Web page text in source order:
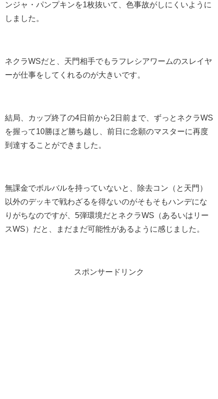
ンジャ・パンプキンを1枚抜いて、色事故がしにくいように
しました。
ネクラWSだと、天門相手でもラフレシアワームのスレイヤ
ーが仕事をしてくれるのが大きいです。
結局、カップ終了の4日前から2日前まで、ずっとネクラWS
を握って10勝ほど勝ち越し、前日に念願のマスターに再度
到達することができました。
無課金でボルバルを持っていないと、除去コン（と天門）
以外のデッキで戦わざるを得ないのがそもそもハンデにな
りがちなのですが、5弾環境だとネクラWS（あるいはリー
スWS）だと、まだまだ可能性があるように感じました。
スポンサードリンク